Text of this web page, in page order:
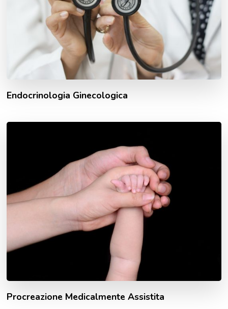
Endocrinologia Ginecologica
Procreazione Medicalmente Assistita